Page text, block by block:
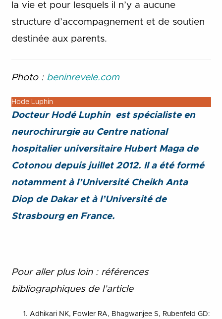
la vie et pour lesquels il n’y a aucune
structure d’accompagnement et de soutien
destinée aux parents.
Photo : beninrevele.com
Hode Luphin
Docteur Hodé Luphin est spécialiste en
neurochirurgie au Centre national
hospitalier universitaire Hubert Maga de
Cotonou depuis juillet 2012. Il a été formé
notamment à l’Université Cheikh Anta
Diop de Dakar et à l’Université de
Strasbourg en France.
Pour aller plus loin : références
bibliographiques de l’article
Adhikari NK, Fowler RA, Bhagwanjee S, Rubenfeld GD: